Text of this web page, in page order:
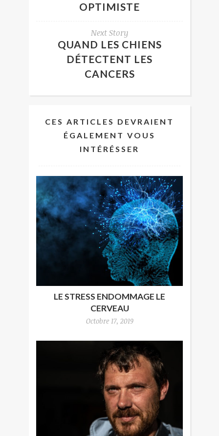
OPTIMISTE
Next Story
QUAND LES CHIENS
DÉTECTENT LES
CANCERS
CES ARTICLES DEVRAIENT
ÉGALEMENT VOUS
INTÉRÉSSER
LE STRESS ENDOMMAGE LE
CERVEAU
Octobre 17, 2019